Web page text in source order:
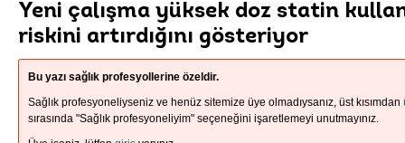
Yeni çalışma yüksek doz statin
riskini artırdığını gösteriyor
Bu yazı sağlık profesyollerine özeldir.
Sağlık profesyoneliyseniz ve henüz sitemize üye olmadıysanız, üst kısımdan
sırasında "Sağlık profesyoneliyim" seçeneğini işaretlemeyi unutmayınız.